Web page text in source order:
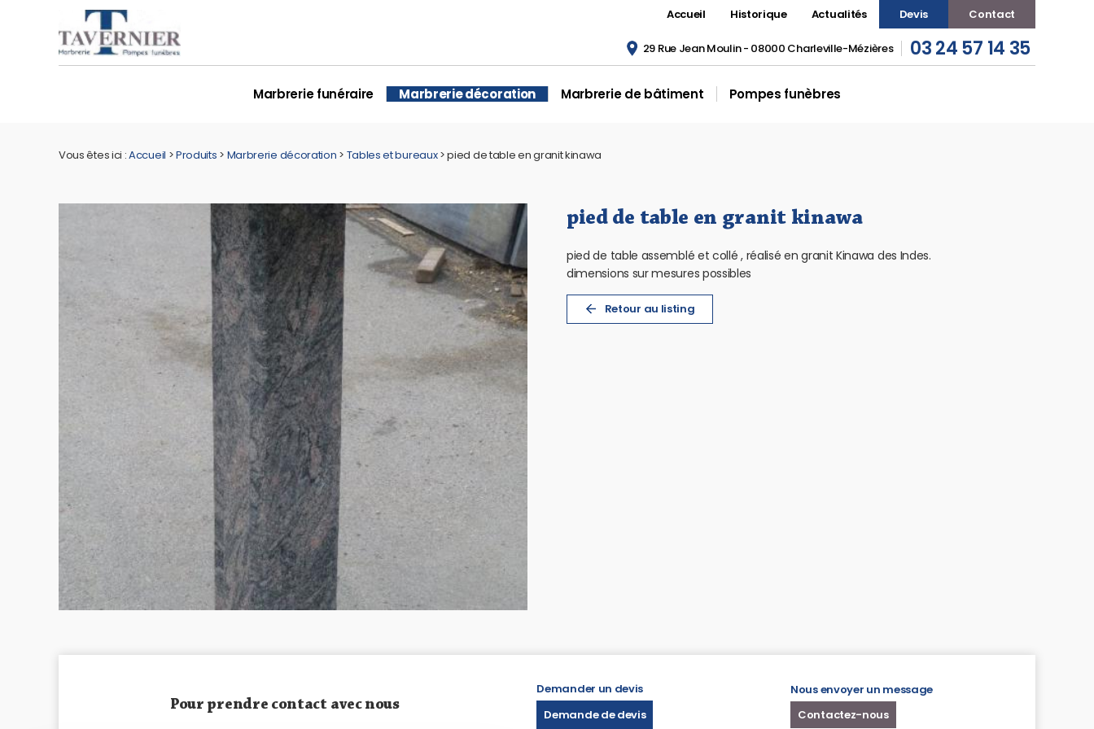
Accueil Historique Actualités Devis Contact
29 Rue Jean Moulin - 08000 Charleville-Mézières 03 24 57 14 35
Marbrerie funéraire Marbrerie décoration Marbrerie de bâtiment Pompes funèbres
Vous êtes ici :Accueil >Produits > Marbrerie décoration > Tables et bureaux>pied de table en granit kinawa
pied de table en granit kinawa
pied de table assemblé et collé , réalisé en granit Kinawa des Indes.
dimensions sur mesures possibles
Retour au listing
Pour prendre contact avec nous
Demander un devis
Demande de devis
Nous envoyer un message
Contactez-nous
Panneau de gestion des cookies